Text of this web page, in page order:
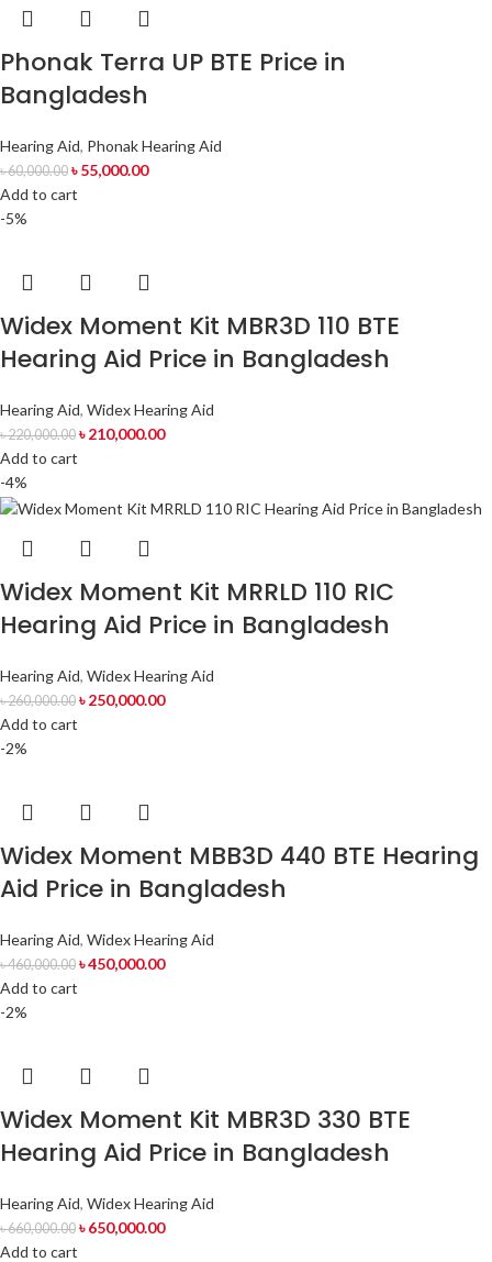
Phonak Terra UP BTE Price in
Bangladesh
Hearing Aid, Phonak Hearing Aid
৳60,000.00 ৳55,000.00
Add to cart
-5%
Widex Moment Kit MBR3D 110 BTE
Hearing Aid Price in Bangladesh
Hearing Aid, Widex Hearing Aid
৳220,000.00 ৳210,000.00
Add to cart
-4%
Widex Moment Kit MRRLD 110 RIC
Hearing Aid Price in Bangladesh
Hearing Aid, Widex Hearing Aid
৳260,000.00 ৳250,000.00
Add to cart
-2%
Widex Moment MBB3D 440 BTE Hearing
Aid Price in Bangladesh
Hearing Aid, Widex Hearing Aid
৳460,000.00 ৳450,000.00
Add to cart
-2%
Widex Moment Kit MBR3D 330 BTE
Hearing Aid Price in Bangladesh
Hearing Aid, Widex Hearing Aid
৳660,000.00 ৳650,000.00
Add to cart